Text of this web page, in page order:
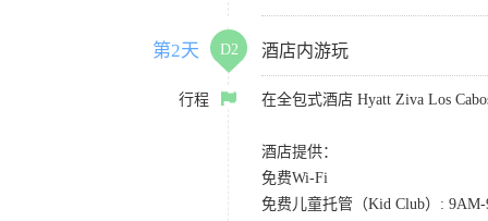
第2天 D2 酒店内游玩
行程 在全包式酒店 Hyatt Ziva Los
酒店提供：
免费Wi-Fi
免费儿童托管（Kid Club）: